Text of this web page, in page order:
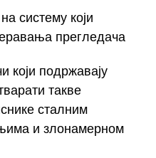
систему који
прегледача
који подржавају
такве
сталним
и злонамерном